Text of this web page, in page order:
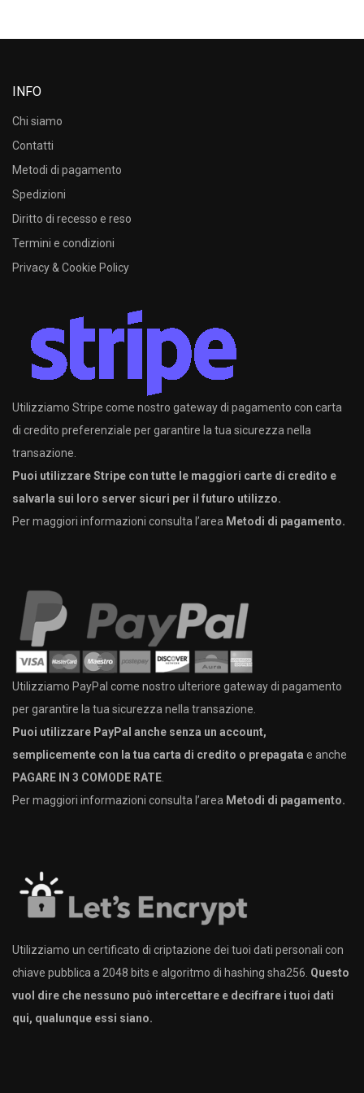
INFO
Chi siamo
Contatti
Metodi di pagamento
Spedizioni
Diritto di recesso e reso
Termini e condizioni
Privacy & Cookie Policy
Utilizziamo Stripe come nostro gateway di pagamento con carta
di credito preferenziale per garantire la tua sicurezza nella
transazione.
Puoi utilizzare Stripe con tutte le maggiori carte di credito e
salvarla sui loro server sicuri per il futuro utilizzo.
Per maggiori informazioni consulta l’area Metodi di pagamento.
Utilizziamo PayPal come nostro ulteriore gateway di pagamento
per garantire la tua sicurezza nella transazione.
Puoi utilizzare PayPal anche senza un account,
semplicemente con la tua carta di credito o prepagata e anche
PAGARE IN 3 COMODE RATE
Per maggiori informazioni consulta l’area Metodi di pagamento.
Utilizziamo un certificato di criptazione dei tuoi dati personali con
chiave pubblica a 2048 bits e algoritmo di hashing sha256. Questo
vuol dire che nessuno può intercettare e decifrare i tuoi dati
qui, qualunque essi siano.